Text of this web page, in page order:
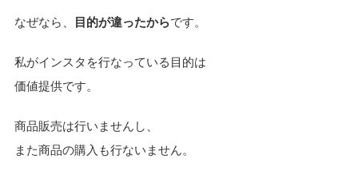
なぜなら、 目的が違ったからです。
私がインスタを行なっている目的は
価値提供です。
商品販売は行いませんし、
また商品の購入も行ないません。